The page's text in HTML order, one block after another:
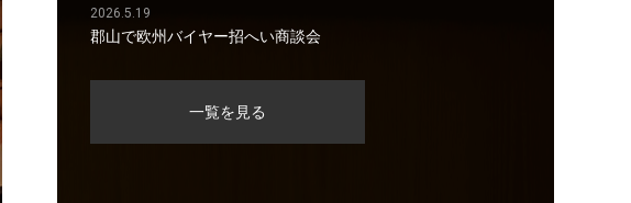
2026.5.19
郡山で欧州バイヤー招へい商談会
一覧を見る